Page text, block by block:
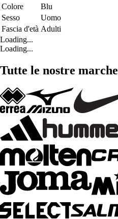
Colore
Blu
Sesso
Uomo
Fascia d'età Adulti
Loading...
Loading...
Tutte le nostre marche